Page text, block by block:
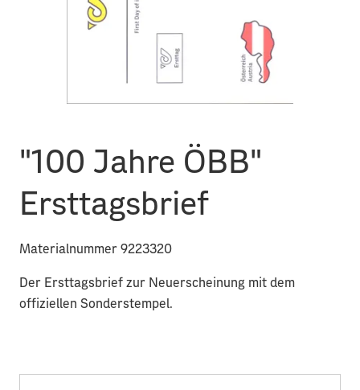
"100 Jahre ÖBB"
Ersttagsbrief
Materialnummer 9223320
Der Ersttagsbrief zur Neuerscheinung mit dem
offiziellen Sonderstempel.